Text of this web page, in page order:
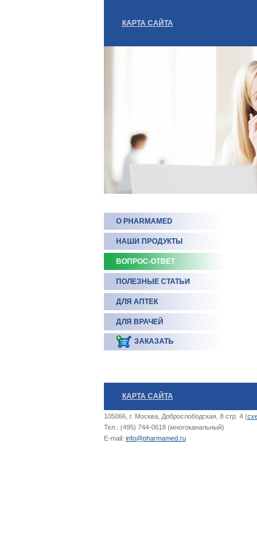
КАРТА САЙТА
О PHARMAMED
НАШИ ПРОДУКТЫ
ВОПРОС-ОТВЕТ
ПОЛЕЗНЫЕ СТАТЬИ
ДЛЯ АПТЕК
ДЛЯ ВРАЧЕЙ
ЗАКАЗАТЬ
КАРТА САЙТА
105066, г. Москва, Доброслободская, 8 стр. 4 (
Тел.: (495) 744-0618 (многоканальный)
E-mail: info@pharmamed.ru